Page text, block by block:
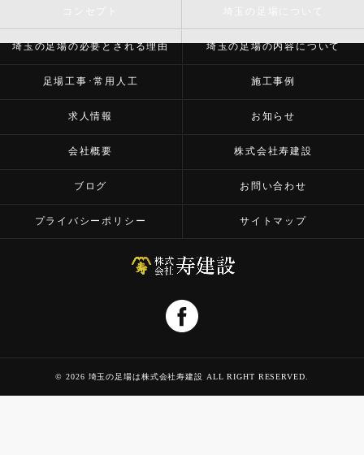
埼玉の足場の必要とされる理由 埼玉の足場の内容について
足場工事･常用人工 施工事例
求人情報 お知らせ
会社概要 株式会社寿建設
ブログ お問い合わせ
プライバシーポリシー サイトマップ
© 2026 埼玉の足場は株式会社寿建設 ALL RIGHT RESERVED.